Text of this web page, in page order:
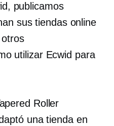
publicamos
sus tiendas online
utilizar Ecwid para
Roller
una tienda en